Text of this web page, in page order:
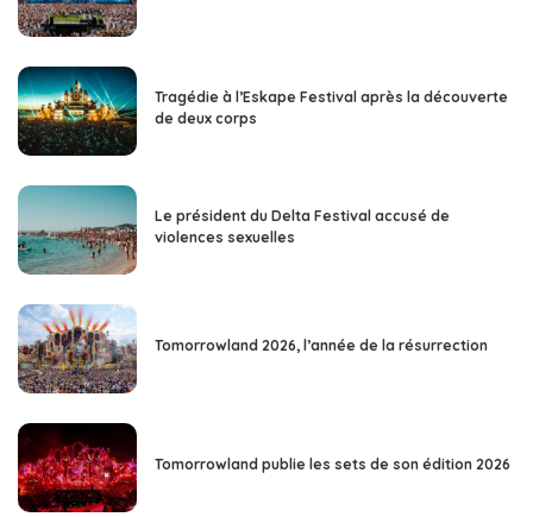
Tragédie à l’Eskape Festival après la découverte
de deux corps
Le président du Delta Festival accusé de
violences sexuelles
Tomorrowland 2026, l’année de la résurrection
Tomorrowland publie les sets de son édition 2026